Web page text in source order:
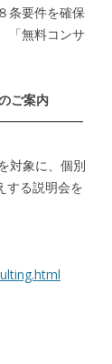
条要件を確保
「無料コンサ
ご案内
対象に、個別
する説明会を